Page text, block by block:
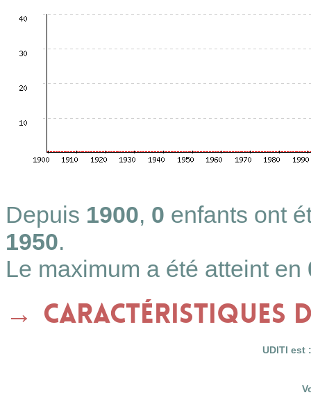
Depuis 1900, 0 enfants ont
1950.
Le maximum a été atteint en
Caractéristiques
UDITI est :